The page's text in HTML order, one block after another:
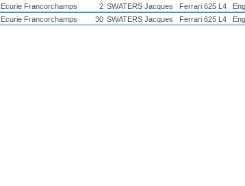
Ecurie Francorchamps 2 SWATERS Jacques Ferrari 625 L4
Ecurie Francorchamps 30 SWATERS Jacques Ferrari 625 L4